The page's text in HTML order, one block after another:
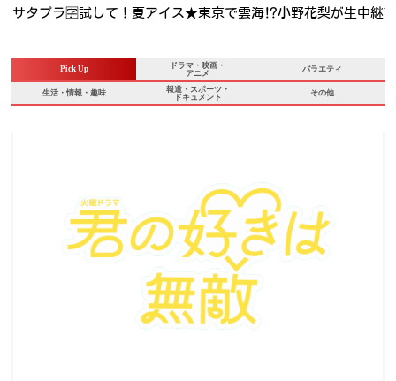
サタプラ🈑試して！夏アイス★東京で雲海⁉小野花梨が生中継
Pick Up
ドラマ・映画・
アニメ
バラエティ
生活・情報・趣味
報道・スポーツ・
ドキュメント
その他